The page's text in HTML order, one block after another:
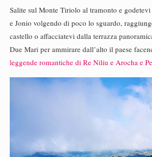
Salite sul Monte Tiriolo al tramonto e
e Jonio volgendo di poco lo sguardo,
castello o affacciatevi dalla terrazza
Due Mari per ammirare dall’alto il paese
leggende romantiche di Re Niliu e Arocha e